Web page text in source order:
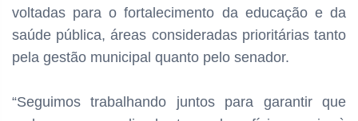
voltadas para o fortalecimento da educação e da
saúde pública, áreas consideradas prioritárias tanto
pela gestão municipal quanto pelo senador.
“Seguimos trabalhando juntos para garantir que